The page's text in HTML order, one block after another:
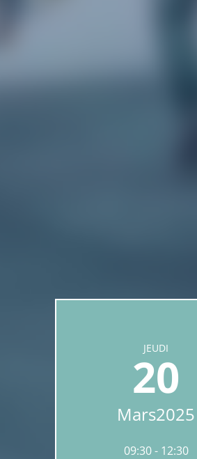
JEUDI
20
Mars2025
09:30 12:30